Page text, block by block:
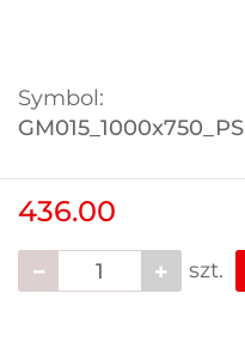
Symbol:
GM015_1000x750_PS
436.00
szt.